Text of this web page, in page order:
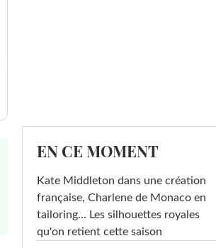
EN CE MOMENT
Kate Middleton dans une création
française, Charlene de Monaco en
tailoring… Les silhouettes royales
qu'on retient cette saison